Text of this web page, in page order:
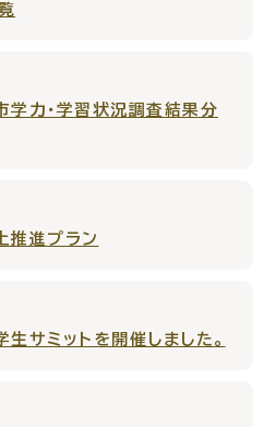
学力・学習状況調査結果分
推進プラン
サミットを開催しました。